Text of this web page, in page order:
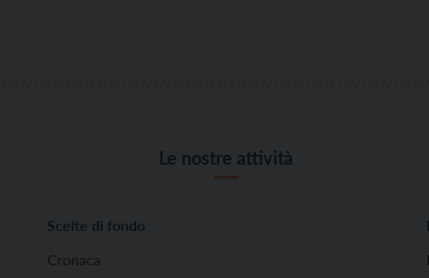
Le nostre attività
Scelte di fondo
Cronaca